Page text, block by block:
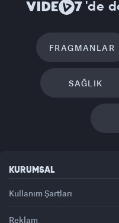
'de
FRAGMANLAR
SAĞLIK
KURUMSAL
Kullanım Şartları
Reklam